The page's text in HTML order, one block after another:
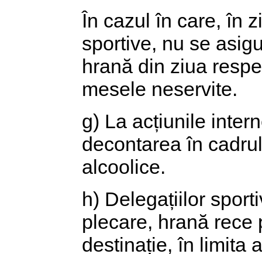
În cazul în care, în
sportive, nu se
hrană din ziua
mesele neservite.
g) La acțiunile
decontarea în
alcoolice.
h) Delegațiilor
plecare, hrană rece
destinație, în limita